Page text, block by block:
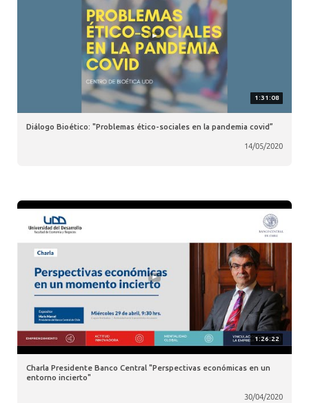
1:31:08
Diálogo Bioético: "Problemas ético-sociales en la pandemia covid”
14/05/2020
1:26:22
Charla Presidente Banco Central "Perspectivas económicas en un
entorno incierto"
30/04/2020